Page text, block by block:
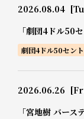
2026.08.04
「劇団4ドル50
劇団4ドル50セント
2026.06.26
「宮地樹 バー